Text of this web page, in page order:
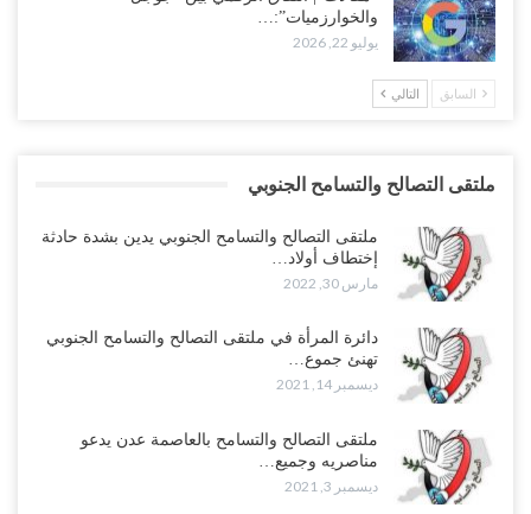
والخوارزميات”:…
يوليو 22, 2026
السابق التالي
ملتقى التصالح والتسامح الجنوبي
ملتقى التصالح والتسامح الجنوبي يدين بشدة حادثة
إختطاف أولاد…
مارس 30, 2022
دائرة المرأة في ملتقى التصالح والتسامح الجنوبي
تهنئ جموع…
ديسمبر 14, 2021
ملتقى التصالح والتسامح بالعاصمة عدن يدعو
مناصريه وجميع…
ديسمبر 3, 2021